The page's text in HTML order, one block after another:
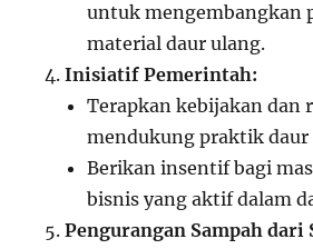
untuk mengembangkan
material daur ulang.
Inisiatif Pemerintah:
Terapkan kebijakan dan
mendukung praktik daur
Berikan insentif bagi
bisnis yang aktif dalam
Pengurangan Sampah dari